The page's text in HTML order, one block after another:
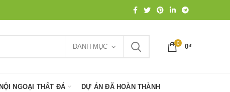
DANH MỤC 0 0₫
NGOẠI THẤT ĐÁ DỰ ÁN ĐÃ HOÀN THÀNH